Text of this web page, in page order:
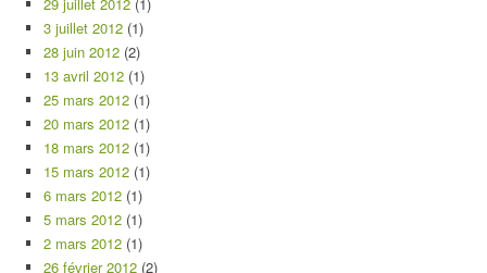
3 juillet 2012 (1)
28 juin 2012 (2)
13 avril 2012 (1)
25 mars 2012 (1)
20 mars 2012 (1)
18 mars 2012 (1)
15 mars 2012 (1)
6 mars 2012 (1)
5 mars 2012 (1)
2 mars 2012 (1)
26 février 2012 (2)